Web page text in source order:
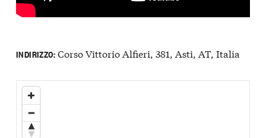
INDIRIZZO:Corso Vittorio Alfieri, 381, Asti, AT, Italia